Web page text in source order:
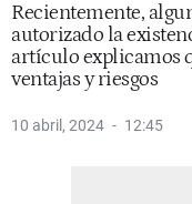
Recientemente,
autorizado la
artículo explicamos
ventajas y riesgos
10 abril, 2024 12:45